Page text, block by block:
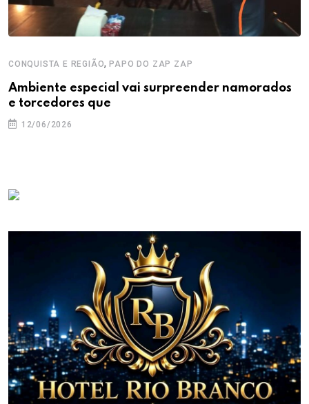
CONQUISTA E REGIÃO,PAPO DO ZAP ZAP
Ambiente especial vai surpreender namorados
e torcedores que
12/06/2026